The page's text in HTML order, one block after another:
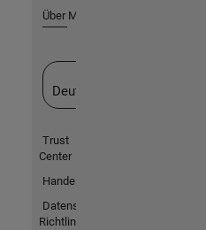
Über MathWorks
Deutschland
Trust
Center
Handelsmarken
Datenschutz-
Richtlinien